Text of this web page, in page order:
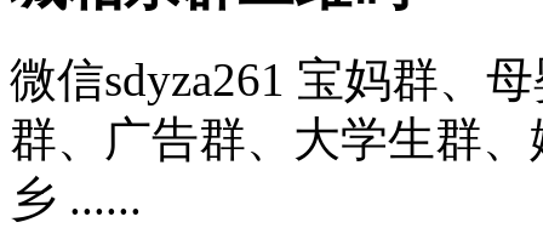
微信sdyza261 宝妈群、
群、广告群、大学生群
乡 ......